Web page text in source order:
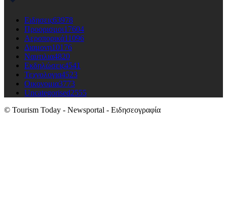
Ειδησεις63978
Προορισμοι17604
Αεροπορικά11096
Διαμονη10176
Ναυτιλια4820
Εκδηλώσεις4541
Τεχνολογια4523
Οικονομια3773
Uncategorised2555
© Tourism Today - Newsportal - Ειδησεογραφία